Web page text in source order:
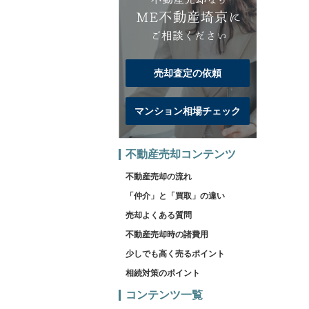
売却査定の依頼
マンション相場チェック
不動産売却コンテンツ
不動産売却の流れ
「仲介」と「買取」の違い
売却よくある質問
不動産売却時の諸費用
少しでも高く売るポイント
相続対策のポイント
コンテンツ一覧